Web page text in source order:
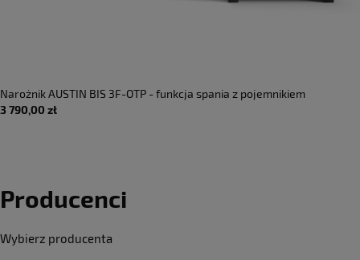
Narożnik AUSTIN BIS 3F-OTP - funkcja spania z pojemnikiem
3 790,00 zł
Producenci
Wybierz producenta